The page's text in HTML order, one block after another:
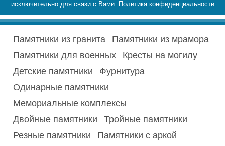
исключительно для связи с Вами. Политика конфиденциальности
Памятники из гранита
Памятники из мрамора
Памятники для военных
Кресты на могилу
Детские памятники
Фурнитура
Одинарные памятники
Мемориальные комплексы
Двойные памятники
Тройные памятники
Резные памятники
Памятники с аркой